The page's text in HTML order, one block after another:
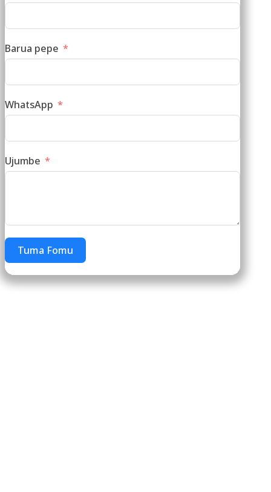
Barua pepe
WhatsApp
Ujumbe
Tuma Fomu